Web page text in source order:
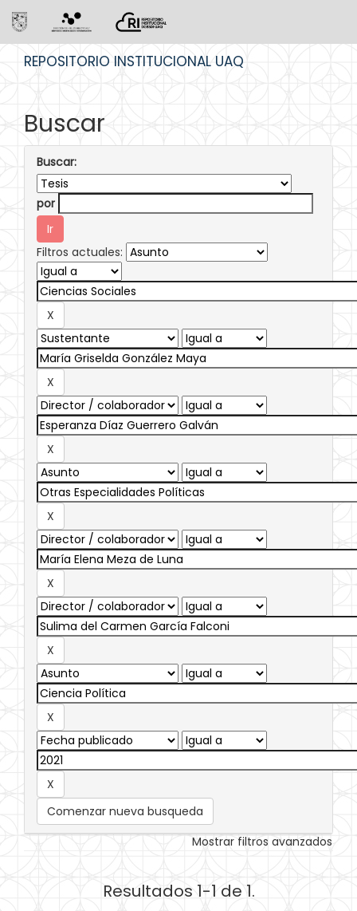
REPOSITORIO INSTITUCIONAL UAQ
Buscar
Buscar:
por
Filtros actuales:
Comenzar nueva busqueda
Mostrar filtros avanzados
Resultados 1-1 de 1.